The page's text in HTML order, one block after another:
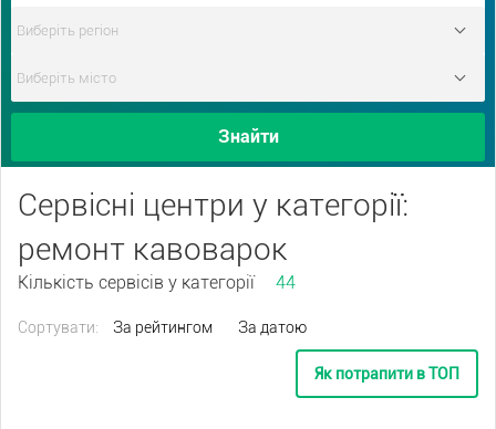
Знайти
Сервісні центри у категорії:
ремонт кавоварок
Кількість сервісів у категорії 44
Сортувати: За рейтингом За датою
Як потрапити в ТОП